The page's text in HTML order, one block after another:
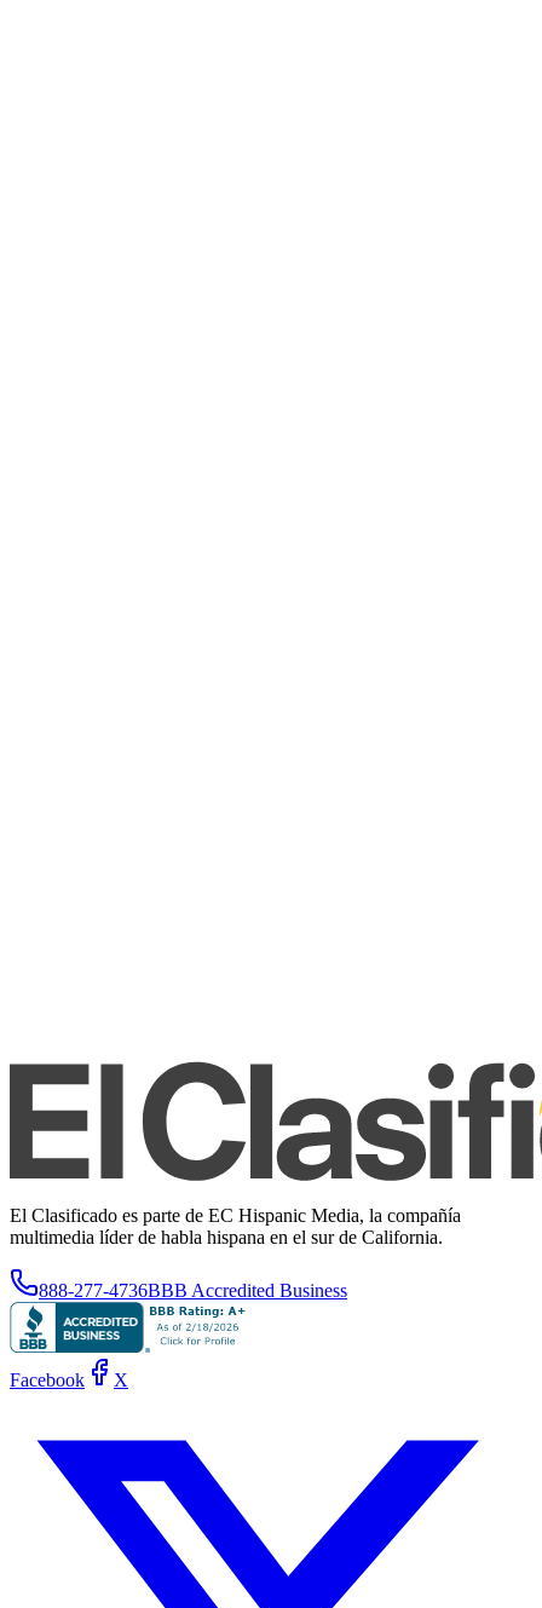
El Clasificado es parte de EC Hispanic Media, la compañía
multimedia líder de habla hispana en el sur de California.
888-277-4736BBB Accredited Business
Facebook X